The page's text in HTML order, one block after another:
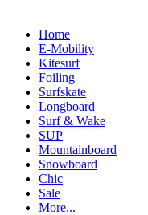
Home
E-Mobility
Kitesurf
Foiling
Surfskate
Longboard
Surf & Wake
SUP
Mountainboard
Snowboard
Chic
Sale
More...